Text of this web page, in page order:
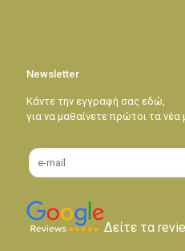
Newsletter
Κάντε την εγγραφή σας εδώ,
για να μαθαίνετε πρώτοι τα νέα
Δείτε τα